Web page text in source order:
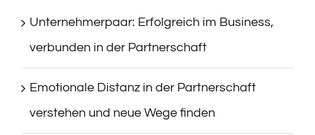
Unternehmerpaar: Erfolgreich im Business,
verbunden in der Partnerschaft
Emotionale Distanz in der Partnerschaft
verstehen und neue Wege finden